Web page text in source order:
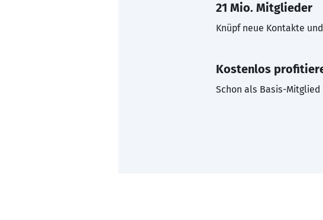
21 Mio. Mitglieder
Knüpf neue Kontakte
Kostenlos
Schon als Basis-